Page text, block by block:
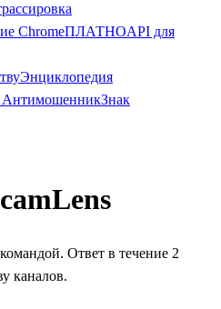
ChromeПЛАТНОAPI для
Энциклопедия
АнтимошенникЗнак
Ответ в течение 2
каналов.